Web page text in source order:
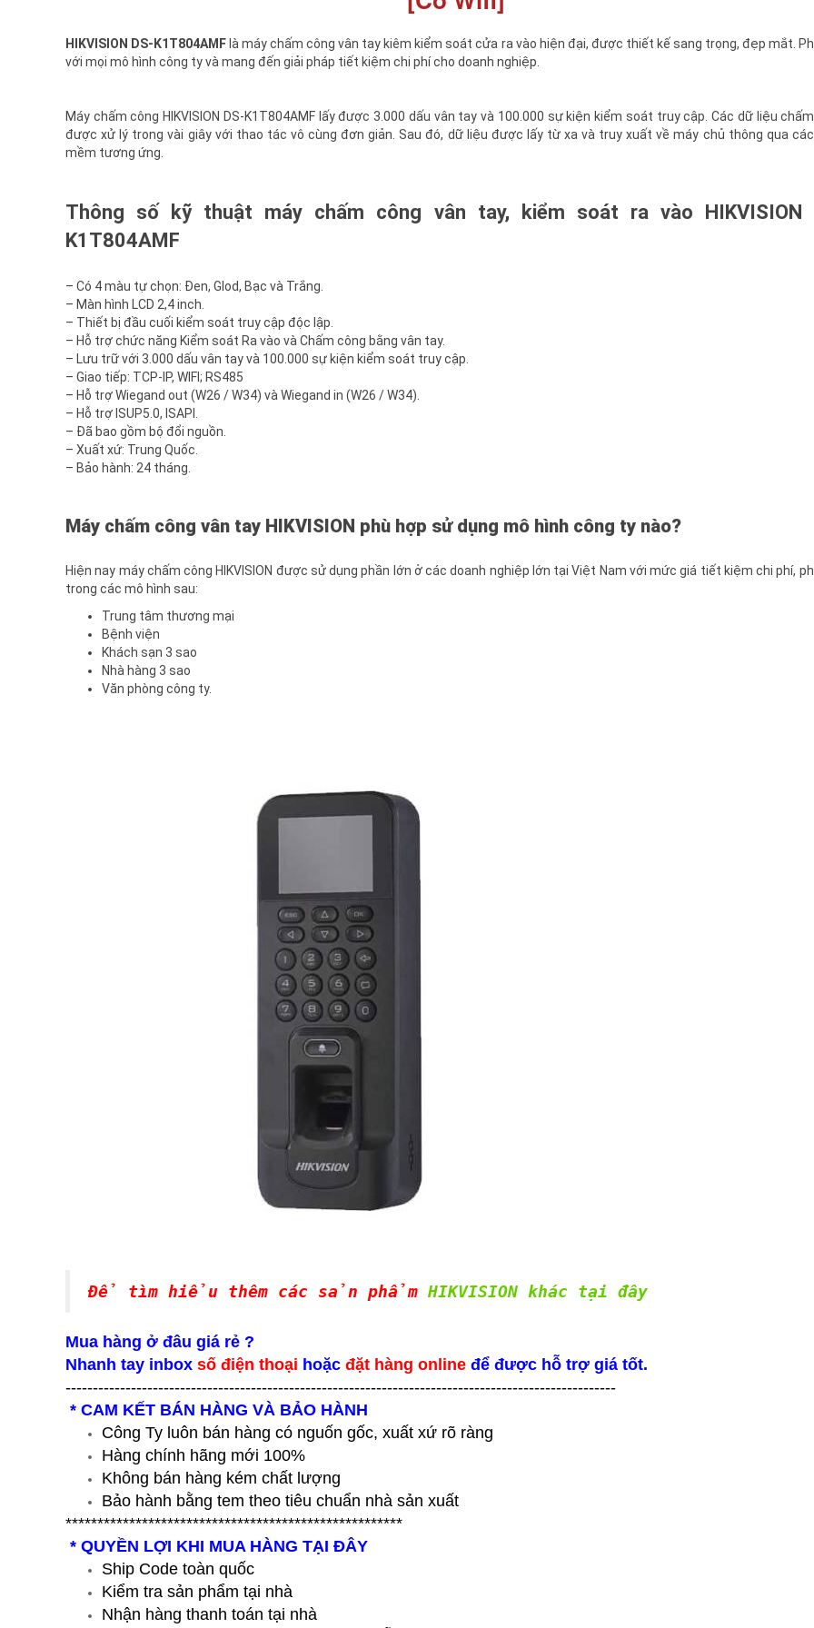
HIKVISION DS-K1T804AMFlà máy chấm công vân tay kiêm kiểm soát cửa ra vào hiện đại, được thiết kế sang trọng, đẹp mắt.
với mọi mô hình công ty và mang đến giải pháp tiết kiệm chi phí cho doanh nghiệp.
Máy chấm công HIKVISION DS-K1T804AMF lấy được 3.000 dấu vân tay và 100.000 sự kiện kiểm soát truy cập. Các dữ liệu
được xử lý trong vài giây với thao tác vô cùng đơn giản. Sau đó, dữ liệu được lấy từ xa và truy xuất về máy chủ thông qua
mềm tương ứng.
Thông số kỹ thuật máy chấm công vân tay, kiểm soát ra vào HIKVISION
K1T804AMF
– Có 4 màu tự chọn: Đen, Glod, Bạc và Trắng.
– Màn hình LCD 2,4 inch.
– Thiết bị đầu cuối kiểm soát truy cập độc lập.
– Hỗ trợ chức năng Kiểm soát Ra vào và Chấm công bằng vân tay.
– Lưu trữ với 3.000 dấu vân tay và 100.000 sự kiện kiểm soát truy cập.
– Giao tiếp: TCP-IP, WIFI; RS485
– Hỗ trợ Wiegand out (W26 / W34) và Wiegand in (W26 / W34).
– Hỗ trợ ISUP5.0, ISAPI.
– Đã bao gồm bộ đổi nguồn.
– Xuất xứ: Trung Quốc.
– Bảo hành: 24 tháng.
Máy chấm công vân tay HIKVISION phù hợp sử dụng mô hình công ty nào?
Hiện nay máy chấm công HIKVISION được sử dụng phần lớn ở các doanh nghiệp lớn tại Việt Nam với mức giá tiết kiệm chi phí,
trong các mô hình sau:
Trung tâm thương mại
Bệnh viện
Khách sạn 3 sao
Nhà hàng 3 sao
Văn phòng công ty.
Để tìm hiểu thêm các sản phẩm HIKVISION khác tại đây
Mua hàng ở đâu giá rẻ ?
Nhanh tay inbox số điện thoại hoặc đặt hàng online để được hỗ trợ giá tốt.
-----------------------------------------------------------------------------------------------------
* CAM KẾT BÁN HÀNG VÀ BẢO HÀNH
Công Ty luôn bán hàng có nguốn gốc, xuất xứ rõ ràng
Hàng chính hãng mới 100%
Không bán hàng kém chất lượng
Bảo hành bằng tem theo tiêu chuẩn nhà sản xuất
*****************************************************
* QUYỀN LỢI KHI MUA HÀNG TẠI ĐÂY
Ship Code toàn quốc
Kiểm tra sản phẩm tại nhà
Nhận hàng thanh toán tại nhà